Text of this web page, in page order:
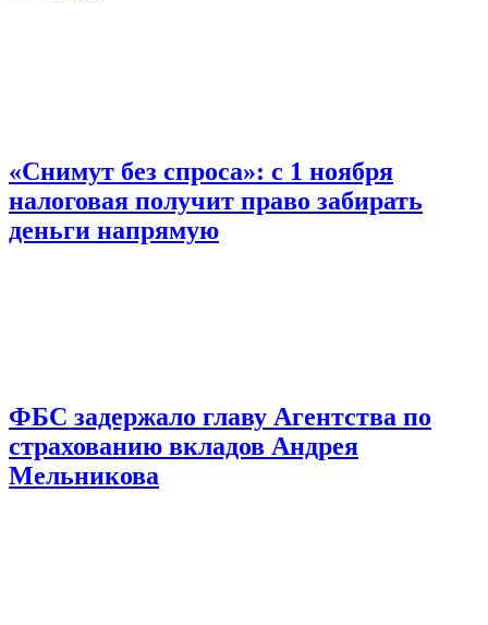
«Снимут без спроса»: с 1 ноября
налоговая получит право забирать
деньги напрямую
ФБС задержало главу Агентства по
страхованию вкладов Андрея
Мельникова